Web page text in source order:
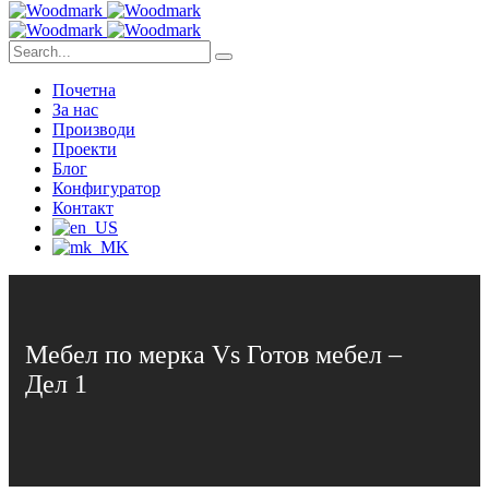
Почетна
За нас
Производи
Проекти
Блог
Конфигуратор
Контакт
Мебел по мерка Vs Готов мебел –
Дел 1